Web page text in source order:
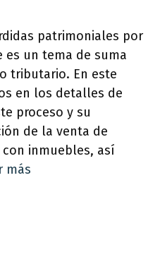
patrimoniales por
un tema de suma
tributario. En este
en los detalles de
proceso y su
de la venta de
inmuebles, así
más